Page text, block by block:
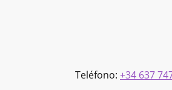
Teléfono: +34 637